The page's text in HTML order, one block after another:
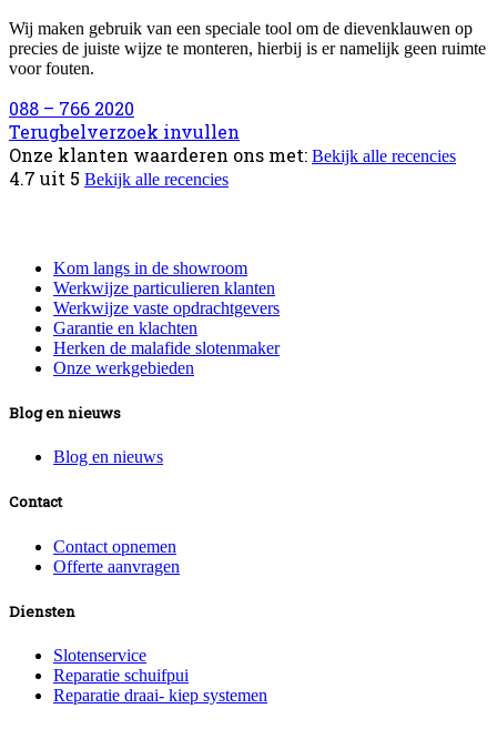
Wij maken gebruik van een speciale tool om de dievenklauwen op
precies de juiste wijze te monteren, hierbij is er namelijk geen ruimte
voor fouten.
088 – 766 2020
Terugbelverzoek invullen
Onze klanten waarderen ons met: Bekijk alle recencies
4.7 uit 5 Bekijk alle recencies
Kom langs in de showroom
Werkwijze particulieren klanten
Werkwijze vaste opdrachtgevers
Garantie en klachten
Herken de malafide slotenmaker
Onze werkgebieden
Blog en nieuws
Blog en nieuws
Contact
Contact opnemen
Offerte aanvragen
Diensten
Slotenservice
Reparatie schuifpui
Reparatie draai- kiep systemen